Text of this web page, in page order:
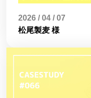
2026 / 04 / 07
松尾製麦 様